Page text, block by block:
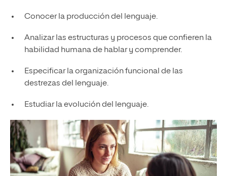
Conocer la producción del lenguaje.
Analizar las estructuras y procesos que confieren la
habilidad humana de hablar y comprender.
Especificar la organización funcional de las
destrezas del lenguaje.
Estudiar la evolución del lenguaje.